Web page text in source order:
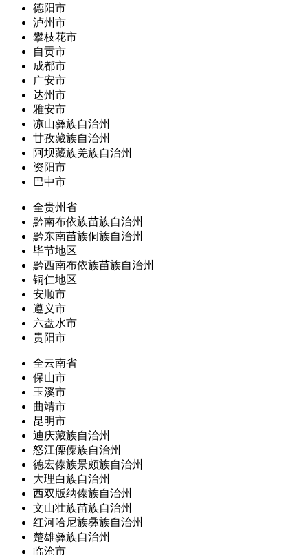
德阳市
泸州市
攀枝花市
自贡市
成都市
广安市
达州市
雅安市
凉山彝族自治州
甘孜藏族自治州
阿坝藏族羌族自治州
资阳市
巴中市
全贵州省
黔南布依族苗族自治州
黔东南苗族侗族自治州
毕节地区
黔西南布依族苗族自治州
铜仁地区
安顺市
遵义市
六盘水市
贵阳市
全云南省
保山市
玉溪市
曲靖市
昆明市
迪庆藏族自治州
怒江傈僳族自治州
德宏傣族景颇族自治州
大理白族自治州
西双版纳傣族自治州
文山壮族苗族自治州
红河哈尼族彝族自治州
楚雄彝族自治州
临沧市